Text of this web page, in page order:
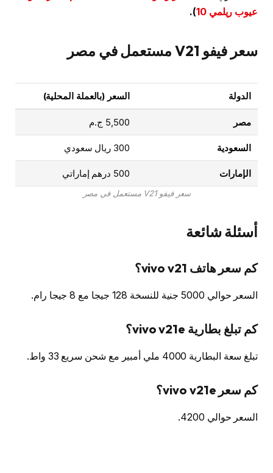
عيوب ريلمي 10
).
سعر فيفو V21 مستعمل في مصر
الدولة السعر (بالعملة المحلية)
مصر 5,500 ج.م
السعودية 300 ريال سعودي
الإمارات 500 درهم إماراتي
سعر فيفو V21 مستعمل في مصر
أسئلة شائعة
كم سعر هاتف vivo v21؟
السعر حوالي 5000 جنية للنسخة 128 جيجا مع 8 جيجا رام.
كم تبلغ بطارية vivo v21e؟
تبلغ سعة البطارية 4000 ملي أمبير مع شحن سريع 33 واط.
كم سعر vivo v21e ؟
السعر حوالي 4200.